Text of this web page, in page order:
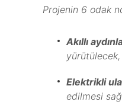
Projenin 6 odak
Akıllı
Elektrikli
edilmesi